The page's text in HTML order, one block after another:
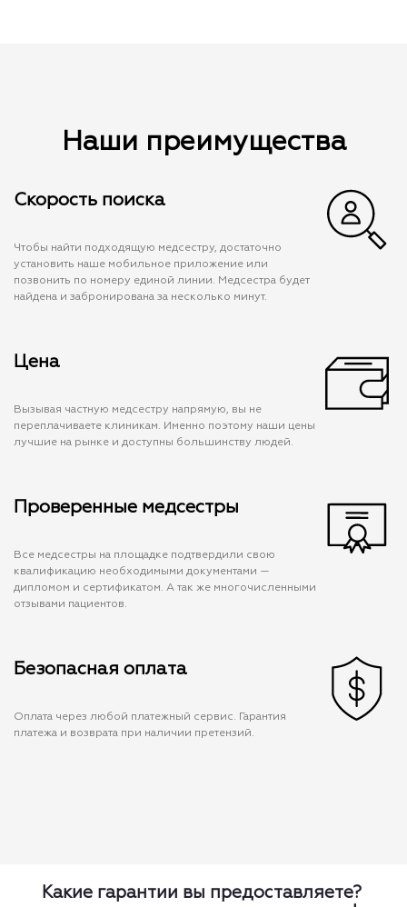
Наши преимущества
Скорость поиска
Чтобы найти подходящую медсестру, достаточно
установить наше мобильное приложение или
позвонить по номеру единой линии. Медсестра будет
найдена и забронирована за несколько минут.
Цена
Вызывая частную медсестру напрямую, вы не
переплачиваете клиникам. Именно поэтому наши цены
лучшие на рынке и доступны большинству людей.
Проверенные медсестры
Все медсестры на площадке подтвердили свою
квалификацию необходимыми документами —
дипломом и сертификатом. А так же многочисленными
отзывами пациентов.
Безопасная оплата
Оплата через любой платежный сервис. Гарантия
платежа и возврата при наличии претензий.
Какие гарантии вы предоставляете?